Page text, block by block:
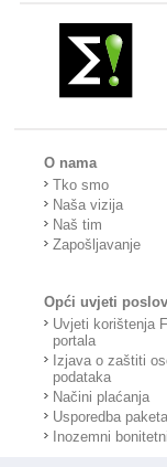
O nama
Tko smo
Naša vizija
Naš tim
Zapošljavanje
Opći uvjeti
Uvjeti korištenja
portala
Izjava o zaštiti
podataka
Načini plaćanja
Usporedba paketa
Inozemni